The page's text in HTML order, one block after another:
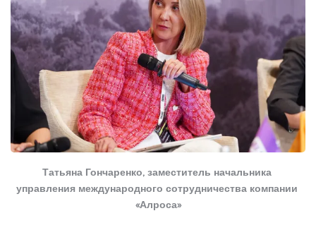
Татьяна Гончаренко, заместитель начальника
управления международного сотрудничества компании
«Алроса»